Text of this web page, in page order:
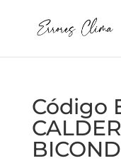
Código
BICOND